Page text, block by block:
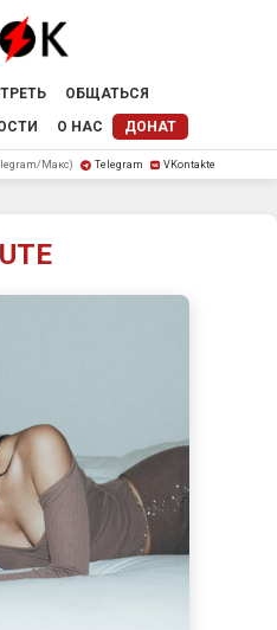
ОБЩАТЬСЯ
О НАС ДОНАТ
Макс) Telegram VKontakte